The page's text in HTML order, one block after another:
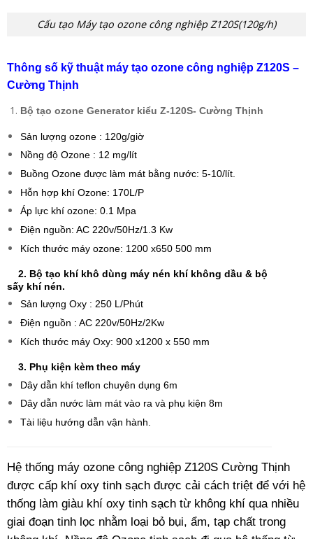
Cấu tạo Máy tạo ozone công nghiệp Z120S(120g/h)
Thông số kỹ thuật máy tạo ozone công nghiệp Z120S –
Cường Thịnh
Bộ tạo ozone Generator kiểu Z-120S- Cường Thịnh
Sản lượng ozone : 120g/giờ
Nồng độ Ozone : 12 mg/lít
Buồng Ozone được làm mát bằng nước: 5-10/lít.
Hỗn hợp khí Ozone: 170L/P
Áp lực khí ozone: 0.1 Mpa
Điện nguồn: AC 220v/50Hz/1.3 Kw
Kích thước máy ozone: 1200 x650 500 mm
2. Bộ tạo khí khô dùng máy nén khí không dầu & bộ
sấy khí nén.
Sản lượng Oxy : 250 L/Phút
Điện nguồn : AC 220v/50Hz/2Kw
Kích thước máy Oxy: 900 x1200 x 550 mm
3. Phụ kiện kèm theo máy
Dây dẫn khí teflon chuyên dụng 6m
Dây dẫn nước làm mát vào ra và phụ kiện 8m
Tài liệu hướng dẫn vận hành.
Hệ thống máy ozone công nghiệp Z120S Cường Thịnh
được cấp khí oxy tinh sạch được cải cách triệt để với hệ
thống làm giàu khí oxy tinh sạch từ không khí qua nhiều
giai đoạn tinh lọc nhằm loại bỏ bụi, ẩm, tạp chất trong